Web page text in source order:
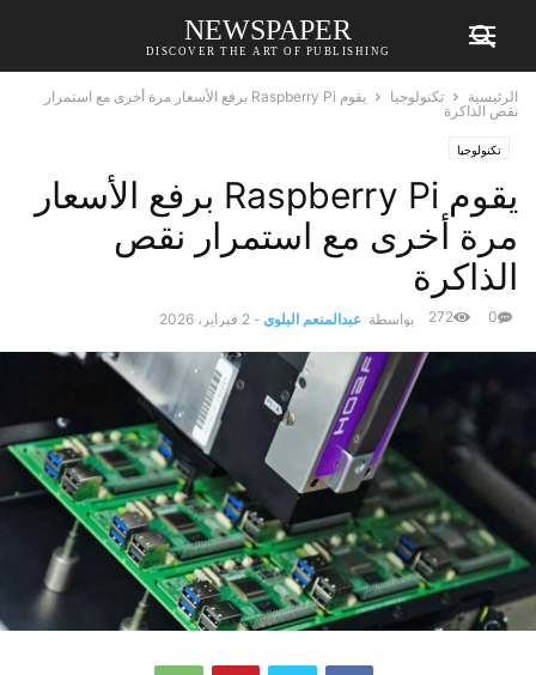
NEWSPAPER
DISCOVER THE ART OF PUBLISHING
الرئيسية تكنولوجيا
يقوم Raspberry Pi برفع الأسعار مرة أخرى مع استمرار
نقص الذاكرة
تكنولوجيا
يقوم Raspberry Pi برفع الأسعار
مرة أخرى مع استمرار نقص
الذاكرة
بواسطة عبدالمنعم البلوي - 2 فبراير، 2026 0
272